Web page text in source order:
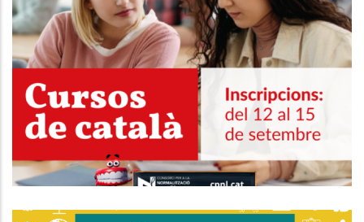
Les Inscripcions Als Cursos De
Català Del CPNL Seran Del 12 Al 15
De Setembre
Educació